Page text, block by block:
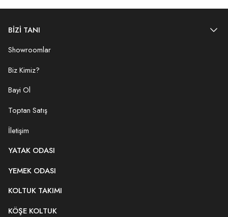
BİZİ TANI
Showroomlar
Biz Kimiz?
Bayi Ol
Toptan Satış
İletişim
YATAK ODASI
YEMEK ODASI
KOLTUK TAKIMI
KÖŞE KOLTUK